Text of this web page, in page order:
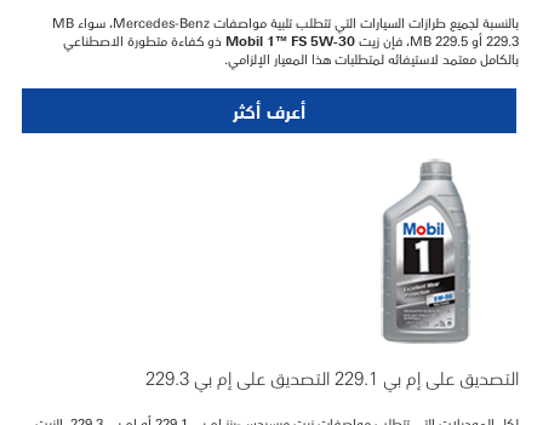
بالنسبة لجميع طرازات السيارات التي تتطلب تلبية مواصفات Mercedes-Benz، سواء MB
229.3 أو MB 229.5، فإن زيت Mobil 1™ FS 5W-30 ذو كفاءة متطورة الاصطناعي
بالكامل معتمد لاستيفائه لمتطلبات هذا المعيار الإلزامي.
أعرف أكثر
التصديق على إم بي 229.1 التصديق على إم بي 229.3